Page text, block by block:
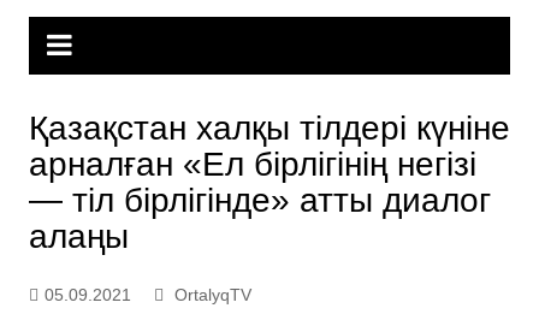
Қазақстан халқы тілдері күніне
арналған «Ел бірлігінің негізі
— тіл бірлігінде» атты диалог
алаңы
05.09.2021 OrtalyqTV